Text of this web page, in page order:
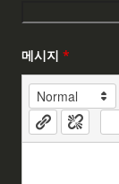
메시지 *